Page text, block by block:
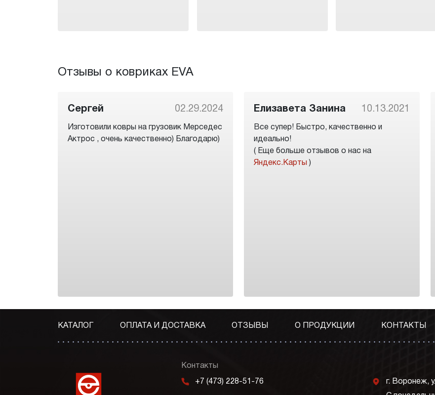
Отзывы о ковриках EVA
Сергей 02.29.2024
Изготовили ковры на грузовик Мерседес
Актрос , очень качественно) Благодарю)
Елизавета Занина 10.13.2021
Все супер! Быстро, качественно и
идеально!
( Еще больше отзывов о нас на
Яндекс.Карты )
КАТАЛОГ ОПЛАТА И ДОСТАВКА ОТЗЫВЫ О ПРОДУКЦИИ КОНТАКТЫ
Контакты
m +7 (473) 228-51-76 j г. Воронеж,